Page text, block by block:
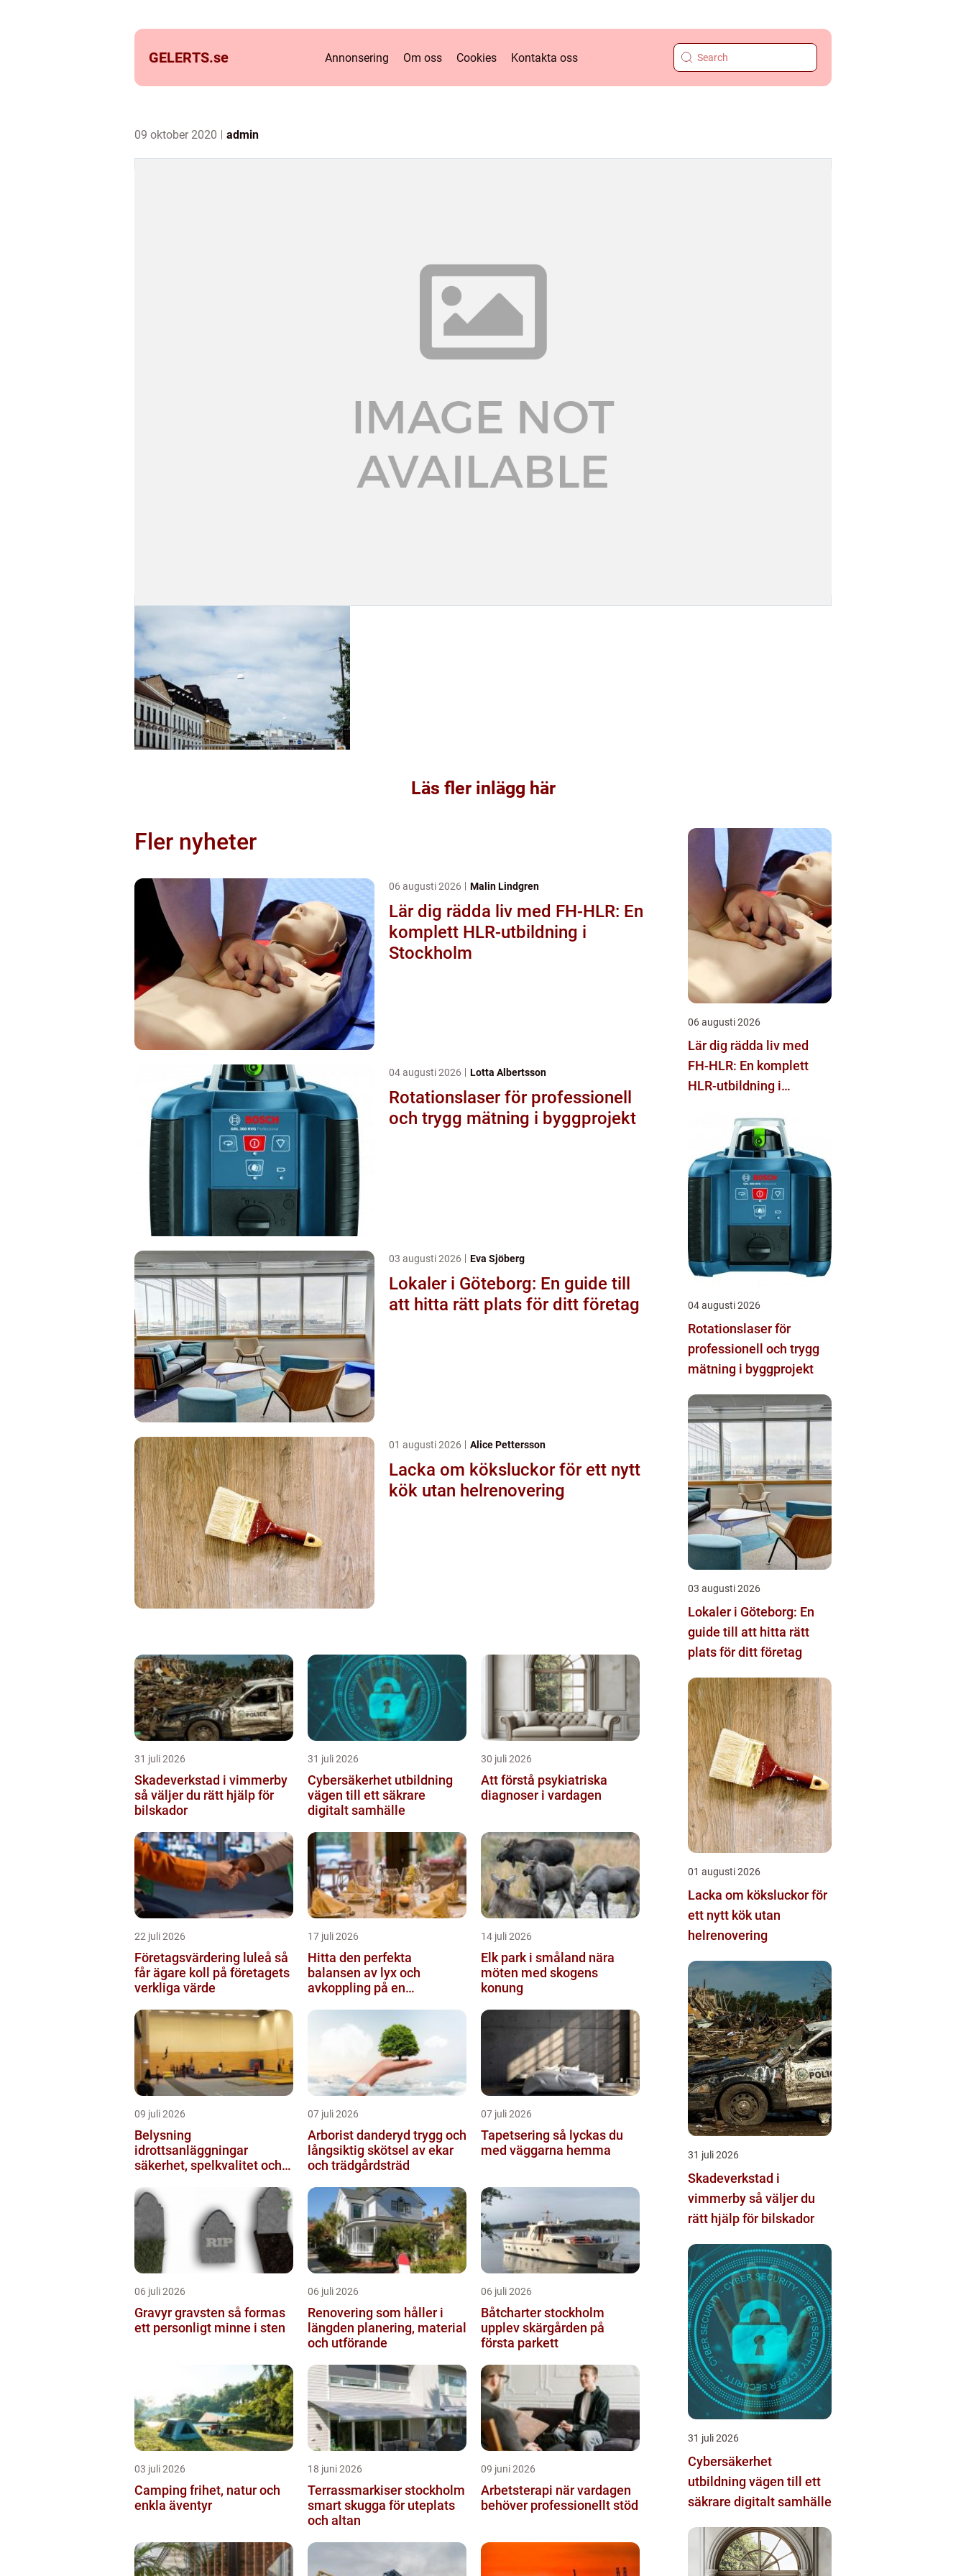
GELERTS.se Annonsering Om oss Cookies Kontakta oss
09 oktober 2020 admin
Läs fler inlägg här
Fler nyheter
06 augusti 2026 Malin Lindgren
Lär dig rädda liv med FH-HLR: En
komplett HLR-utbildning i
Stockholm
04 augusti 2026 Lotta Albertsson
Rotationslaser för professionell
och trygg mätning i byggprojekt
03 augusti 2026 Eva Sjöberg
Lokaler i Göteborg: En guide till
att hitta rätt plats för ditt företag
01 augusti 2026 Alice Pettersson
Lacka om köksluckor för ett nytt
kök utan helrenovering
31 juli 2026
Skadeverkstad i vimmerby
så väljer du rätt hjälp för
bilskador
31 juli 2026
Cybersäkerhet utbildning
vägen till ett säkrare
digitalt samhälle
30 juli 2026
Att förstå psykiatriska
diagnoser i vardagen
22 juli 2026
Företagsvärdering luleå så
får ägare koll på företagets
verkliga värde
17 juli 2026
Hitta den perfekta
balansen av lyx och
avkoppling på en
14 juli 2026
Elk park i småland nära
möten med skogens
konung
09 juli 2026
Belysning
idrottsanläggningar
säkerhet, spelkvalitet och
07 juli 2026
Arborist danderyd trygg och
långsiktig skötsel av ekar
och trädgårdsträd
07 juli 2026
Tapetsering så lyckas du
med väggarna hemma
06 juli 2026
Gravyr gravsten så formas
ett personligt minne i sten
06 juli 2026
Renovering som håller i
längden planering, material
och utförande
06 juli 2026
Båtcharter stockholm
upplev skärgården på
första parkett
03 juli 2026
Camping frihet, natur och
enkla äventyr
18 juni 2026
Terrassmarkiser stockholm
smart skugga för uteplats
och altan
09 juni 2026
Arbetsterapi när vardagen
behöver professionellt stöd
06 augusti 2026
Lär dig rädda liv med
FH-HLR: En komplett
HLR-utbildning i
04 augusti 2026
Rotationslaser för
professionell och trygg
mätning i byggprojekt
03 augusti 2026
Lokaler i Göteborg: En
guide till att hitta rätt
plats för ditt företag
01 augusti 2026
Lacka om köksluckor för
ett nytt kök utan
helrenovering
31 juli 2026
Skadeverkstad i
vimmerby så väljer du
rätt hjälp för bilskador
31 juli 2026
Cybersäkerhet
utbildning vägen till ett
säkrare digitalt samhälle